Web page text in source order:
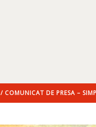
/ COMUNICAT DE PRESA –